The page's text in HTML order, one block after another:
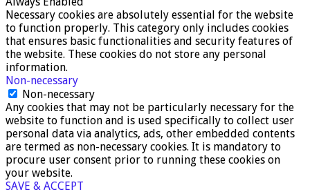
Necessary cookies are absolutely essential for the website
to function properly. This category only includes cookies
that ensures basic functionalities and security features of
the website. These cookies do not store any personal
information.
Non-necessary
Non-necessary
Any cookies that may not be particularly necessary for the
website to function and is used specifically to collect user
personal data via analytics, ads, other embedded contents
are termed as non-necessary cookies. It is mandatory to
procure user consent prior to running these cookies on
your website.
SAVE & ACCEPT